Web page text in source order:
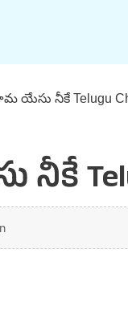
యేసు నీకే Telugu